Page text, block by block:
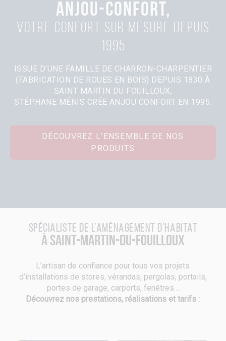
ANJOU-CONFORT,
Votre confort sur mesure depuis
1995
ISSUE D’UNE FAMILLE DE CHARRON-CHARPENTIER
(FABRICATION DE ROUES EN BOIS) DEPUIS 1830 À
SAINT MARTIN DU FOUILLOUX,
STÉPHANE MÉNIS CRÉE ANJOU CONFORT EN 1995.
DÉCOUVREZ L’ENSEMBLE DE NOS
PRODUITS
Spécialiste de l’aménagement d’habitat
à Saint-Martin-du-Fouilloux
L’artisan de confiance pour tous vos projets
d’installations de stores, vérandas, pergolas, portails,
portes de garage, carports, fenêtres…
Découvrez nos prestations, réalisations et tarifs :